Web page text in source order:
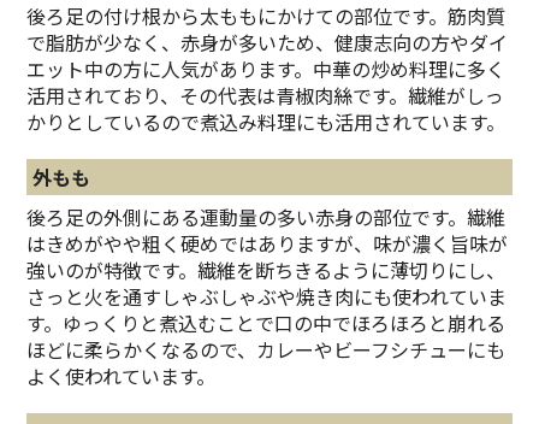
後ろ足の付け根から太ももにかけての部位です。筋肉質
で脂肪が少なく、赤身が多いため、健康志向の方やダイ
エット中の方に人気があります。中華の炒め料理に多く
活用されており、その代表は青椒肉絲です。繊維がしっ
かりとしているので煮込み料理にも活用されています。
外もも
後ろ足の外側にある運動量の多い赤身の部位です。繊維
はきめがやや粗く硬めではありますが、味が濃く旨味が
強いのが特徴です。繊維を断ちきるように薄切りにし、
さっと火を通すしゃぶしゃぶや焼き肉にも使われていま
す。ゆっくりと煮込むことで口の中でほろほろと崩れる
ほどに柔らかくなるので、カレーやビーフシチューにも
よく使われています。